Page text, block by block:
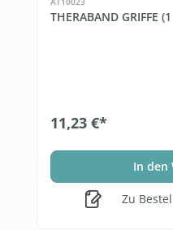
THERABAND GRIFFE
11,23 €*
In den
Zu